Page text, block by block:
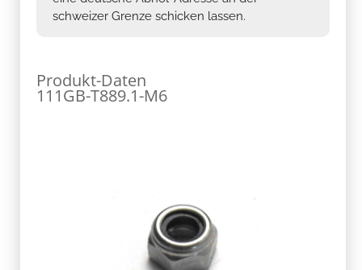
schweizer Grenze schicken lassen.
Produkt-Daten
111GB-T889.1-M6